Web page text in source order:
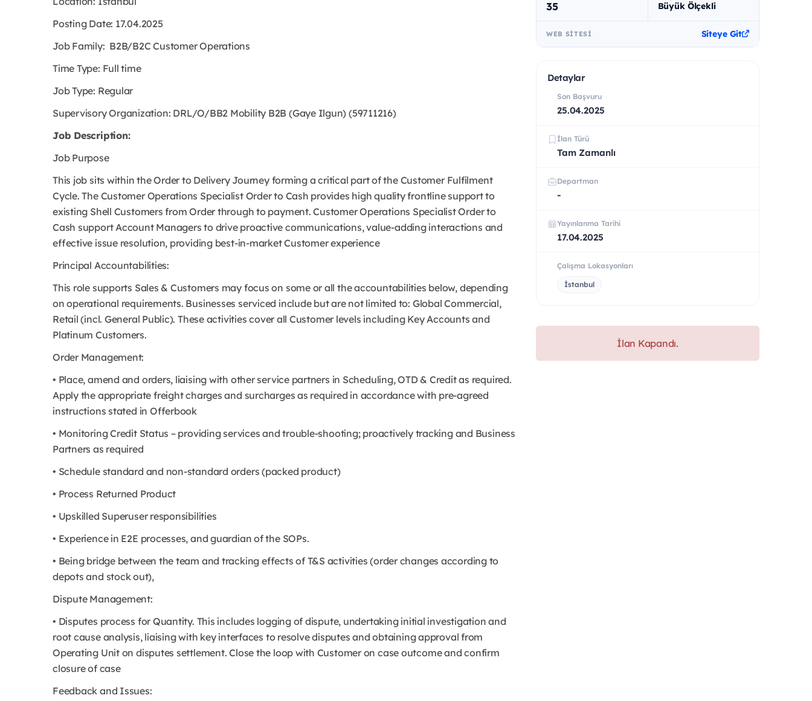
Posting Date: 17.04.2025
Job Family: B2B/B2C Customer Operations
Time Type: Full time
Job Type: Regular
Supervisory Organization: DRL/O/BB2 Mobility B2B (Gaye Ilgun) (59711216)
Job Description:
Job Purpose
This job sits within the Order to Delivery Journey forming a critical part of the Customer Fulfilment
Cycle. The Customer Operations Specialist Order to Cash provides high quality frontline support to
existing Shell Customers from Order through to payment. Customer Operations Specialist Order to
Cash support Account Managers to drive proactive communications, value-adding interactions and
effective issue resolution, providing best-in-market Customer experience
Principal Accountabilities:
This role supports Sales & Customers may focus on some or all the accountabilities below, depending
on operational requirements. Businesses serviced include but are not limited to: Global Commercial,
Retail (incl. General Public). These activities cover all Customer levels including Key Accounts and
Platinum Customers.
Order Management:
• Place, amend and orders, liaising with other service partners in Scheduling, OTD & Credit as required.
Apply the appropriate freight charges and surcharges as required in accordance with pre-agreed
instructions stated in Offerbook
• Monitoring Credit Status – providing services and trouble-shooting; proactively tracking and Business
Partners as required
• Schedule standard and non-standard orders (packed product)
• Process Returned Product
• Upskilled Superuser responsibilities
• Experience in E2E processes, and guardian of the SOPs.
• Being bridge between the team and tracking effects of T&S activities (order changes according to
depots and stock out),
Dispute Management:
• Disputes process for Quantity. This includes logging of dispute, undertaking initial investigation and
root cause analysis, liaising with key interfaces to resolve disputes and obtaining approval from
Operating Unit on disputes settlement. Close the loop with Customer on case outcome and confirm
closure of case
Feedback and Issues:
35 Büyük Ölçekli
WEB SITESI Siteye Git
Detaylar
Son Başvuru
25.04.2025
İlan Türü
Tam Zamanlı
Departman
-
Yayınlanma Tarihi
17.04.2025
Çalışma Lokasyonları
İstanbul
İlan Kapandı.